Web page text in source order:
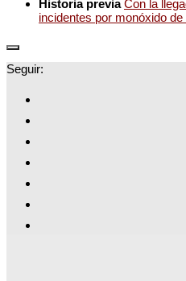
Historia previaCon la
incidentes por monóxido
Seguir: